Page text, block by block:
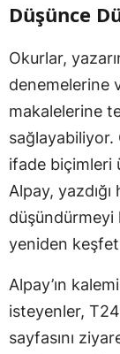
Düşünce
Okurlar,
denemelerine
makalelerine
sağlayabiliyor.
ifade biçimleri
Alpay,
yeniden
Alpay’ın
isteyenler,
sayfasını